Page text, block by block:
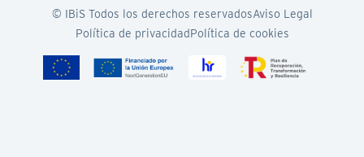
© IBiS Todos los derechos reservadosAviso Legal
Política de privacidadPolítica de cookies